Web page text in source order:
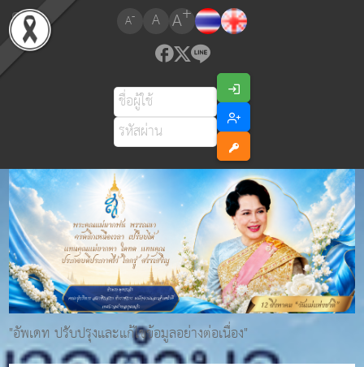
A- A A+
"อัพเดท ปรับปรุงและแก้ไขข้อมูลอย่างต่อเนื่อง"